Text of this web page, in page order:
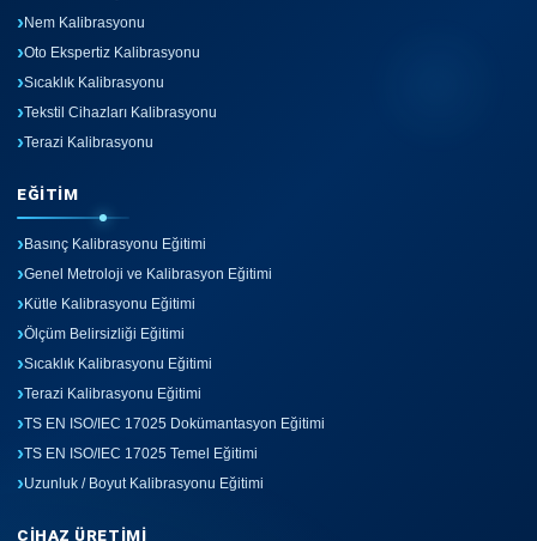
Nem Kalibrasyonu
Oto Ekspertiz Kalibrasyonu
Sıcaklık Kalibrasyonu
Tekstil Cihazları Kalibrasyonu
Terazi Kalibrasyonu
EĞITIM
Basınç Kalibrasyonu Eğitimi
Genel Metroloji ve Kalibrasyon Eğitimi
Kütle Kalibrasyonu Eğitimi
Ölçüm Belirsizliği Eğitimi
Sıcaklık Kalibrasyonu Eğitimi
Terazi Kalibrasyonu Eğitimi
TS EN ISO/IEC 17025 Dokümantasyon Eğitimi
TS EN ISO/IEC 17025 Temel Eğitimi
Uzunluk / Boyut Kalibrasyonu Eğitimi
CIHAZ ÜRETIMI